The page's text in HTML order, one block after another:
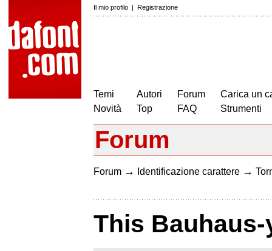
Il mio profilo | Registrazione
Temi
Novità
Autori
Top
Forum
FAQ
Carica un
Strumenti
Forum
Forum → Identificazione carattere →
This